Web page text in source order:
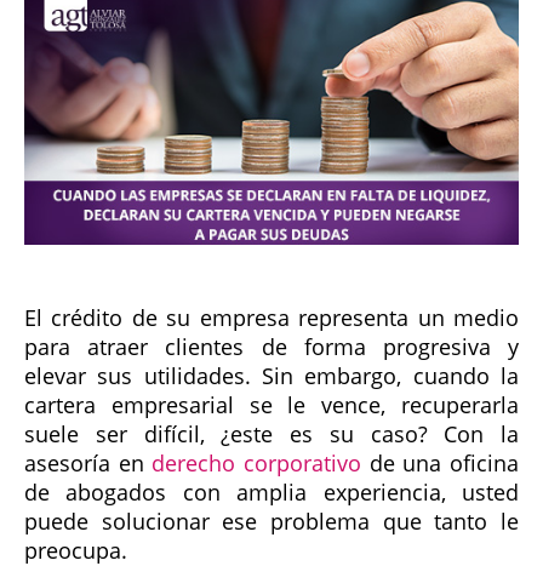
El crédito de su empresa representa un medio
para atraer clientes de forma progresiva y
elevar sus utilidades. Sin embargo, cuando la
cartera empresarial se le vence, recuperarla
suele ser difícil, ¿este es su caso? Con la
asesoría en derecho corporativo de una oficina
de abogados con amplia experiencia, usted
puede solucionar ese problema que tanto le
preocupa.